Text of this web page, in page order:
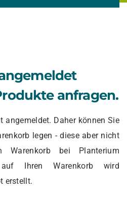
anfragen.
angemeldet. Daher können Sie
legen - diese aber nicht
Warenkorb bei Planterium
Ihren Warenkorb wird
erstellt.